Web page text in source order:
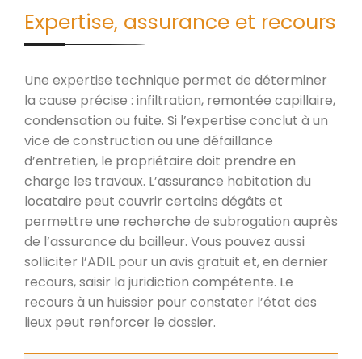
Expertise, assurance et recours
Une expertise technique permet de déterminer
la cause précise : infiltration, remontée capillaire,
condensation ou fuite. Si l’expertise conclut à un
vice de construction ou une défaillance
d’entretien, le propriétaire doit prendre en
charge les travaux. L’assurance habitation du
locataire peut couvrir certains dégâts et
permettre une recherche de subrogation auprès
de l’assurance du bailleur. Vous pouvez aussi
solliciter l’ADIL pour un avis gratuit et, en dernier
recours, saisir la juridiction compétente. Le
recours à un huissier pour constater l’état des
lieux peut renforcer le dossier.